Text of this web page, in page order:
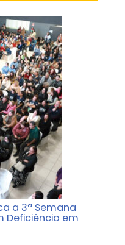
a 3ª Semana
Deficiência em